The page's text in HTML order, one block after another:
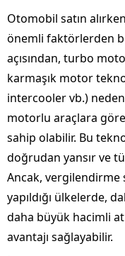
Otomobil satın
önemli faktörlerden
açısından, turbo
karmaşık motor
intercooler vb.)
motorlu araçlara
sahip olabilir. Bu
doğrudan yansır ve
Ancak,
yapıldığı ülkelerde,
daha büyük hacimli
avantajı sağlayabilir.